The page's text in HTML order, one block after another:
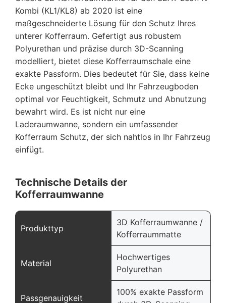
Kombi (KL1/KL8) ab 2020 ist eine
maßgeschneiderte Lösung für den Schutz Ihres
unterer Kofferraum. Gefertigt aus robustem
Polyurethan und präzise durch 3D-Scanning
modelliert, bietet diese Kofferraumschale eine
exakte Passform. Dies bedeutet für Sie, dass keine
Ecke ungeschützt bleibt und Ihr Fahrzeugboden
optimal vor Feuchtigkeit, Schmutz und Abnutzung
bewahrt wird. Es ist nicht nur eine
Laderaumwanne, sondern ein umfassender
Kofferraum Schutz, der sich nahtlos in Ihr Fahrzeug
einfügt.
Technische Details der
Kofferraumwanne
Produkttyp
3D Kofferraumwanne /
Kofferraummatte
Material
Hochwertiges
Polyurethan
Passgenauigkeit
100% exakte Passform